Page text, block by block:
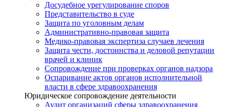
Досудебное урегулирование споров
Представительство в суде
Защита по уголовным делам
Административно-правовая защита
Медико-правовая экспертиза случаев лечения
Защита чести, достоинства и деловой репутации
врачей и клиник
Сопровождение при проверках органов надзора
Оспаривание актов органов исполнительной
власти в сфере здравоохранения
Юридическое сопровождение деятельности
Аудит организаций сферы здравоохранения